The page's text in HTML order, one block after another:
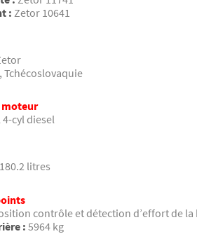
: Zetor 10641
Tchécoslovaquie
moteur
cyl diesel
180.2 litres
contrôle et détection d’effort de
: 5964 kg